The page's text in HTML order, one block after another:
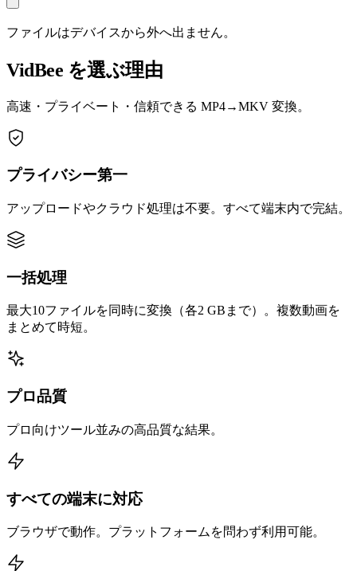
ファイルはデバイスから外へ出ません。
VidBee を選ぶ理由
高速・プライベート・信頼できる MP4→MKV 変換。
プライバシー第一
アップロードやクラウド処理は不要。すべて端末内で完結。
一括処理
最大10ファイルを同時に変換（各2 GBまで）。複数動画を
まとめて時短。
プロ品質
プロ向けツール並みの高品質な結果。
すべての端末に対応
ブラウザで動作。プラットフォームを問わず利用可能。